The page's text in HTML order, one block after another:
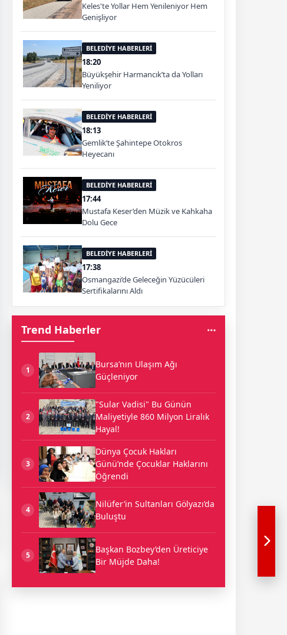
Keles'te Yollar Hem Yenileniyor Hem
Genişliyor
BELEDİYE HABERLERİ
18:20
Büyükşehir Harmancık’ta da Yolları
Yeniliyor
BELEDİYE HABERLERİ
18:13
Gemlik’te Şahintepe Otokros
Heyecanı
BELEDİYE HABERLERİ
17:44
Mustafa Keser’den Müzik ve Kahkaha
Dolu Gece
BELEDİYE HABERLERİ
17:38
Osmangazi’de Geleceğin Yüzücüleri
Sertifikalarını Aldı
Trend Haberler
1
Bursa’nın Ulaşım Ağı
Güçleniyor
2
"Sular Vadisi" Bu Günün
Maliyetiyle 860 Milyon Liralık
Hayal!
3
Dünya Çocuk Hakları
Günü’nde Çocuklar Haklarını
Öğrendi
4
Nilüfer’in Sultanları Gölyazı’da
Buluştu
5
Başkan Bozbey’den Üreticiye
Bir Müjde Daha!